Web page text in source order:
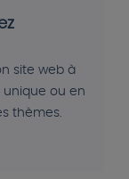
site web à
unique ou en
thèmes.